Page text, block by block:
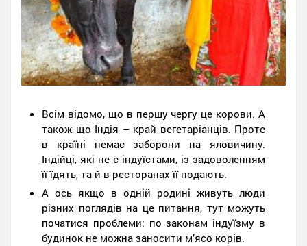
Всім відомо, що в першу чергу це корови. А
також що Індія – край вегетаріанців. Проте
в країні немає заборони на яловичину.
Індійці, які не є індуїстами, із задоволенням
її їдять, та й в ресторанах її подають.
А ось якщо в одній родині живуть люди
різних поглядів на це питання, тут можуть
початися проблеми: по законам індуїзму в
будинок не можна заносити м’ясо корів.